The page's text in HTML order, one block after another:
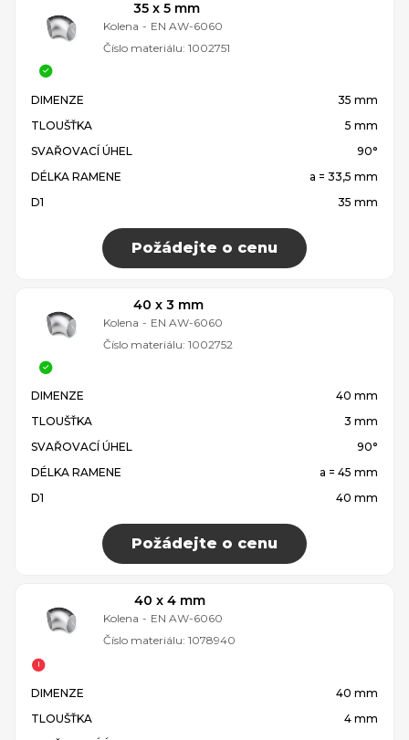
35 x 5 mm
Kolena - EN AW-6060
Číslo materiálu: 1002751
DIMENZE
35 mm
TLOUŠŤKA
5 mm
SVAŘOVACÍ ÚHEL
90°
DÉLKA RAMENE
a = 33,5 mm
D1
35 mm
Požádejte o cenu
40 x 3 mm
Kolena - EN AW-6060
Číslo materiálu: 1002752
DIMENZE
40 mm
TLOUŠŤKA
3 mm
SVAŘOVACÍ ÚHEL
90°
DÉLKA RAMENE
a = 45 mm
D1
40 mm
Požádejte o cenu
40 x 4 mm
Kolena - EN AW-6060
Číslo materiálu: 1078940
DIMENZE
40 mm
TLOUŠŤKA
4 mm